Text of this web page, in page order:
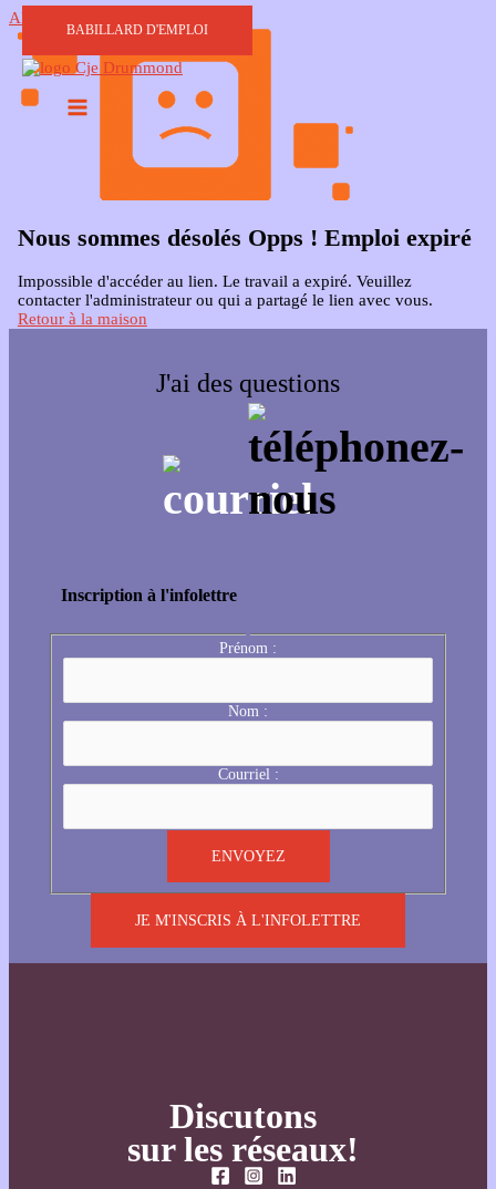
Aller au contenu
BABILLARD D'EMPLOI
Nous sommes désolés Opps ! Emploi expiré
Impossible d'accéder au lien. Le travail a expiré. Veuillez
contacter l'administrateur ou qui a partagé le lien avec vous.
Retour à la maison
J'ai des questions
Inscription à l'infolettre
Prénom :
Nom :
Courriel :
JE M'INSCRIS À L'INFOLETTRE
Discutons
sur les réseaux!